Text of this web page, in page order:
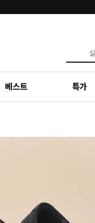
베스트 특가